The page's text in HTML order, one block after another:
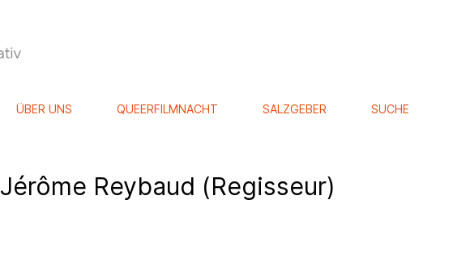
ÜBER UNS QUEERFILMNACHT SALZGEBER SUCHE
Jérôme Reybaud (Regisseur)